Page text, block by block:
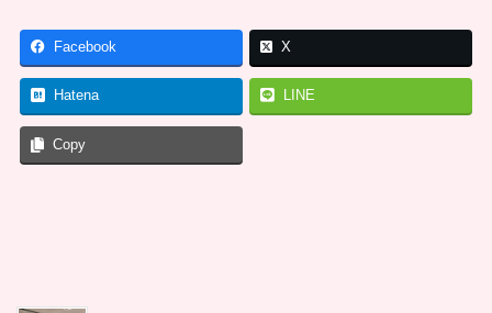
Facebook X
Hatena LINE
Copy